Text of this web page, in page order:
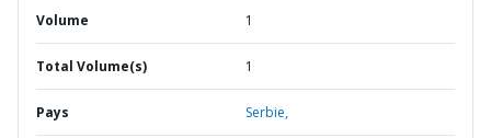
Volume 1
Total Volume(s) 1
Pays Serbie,